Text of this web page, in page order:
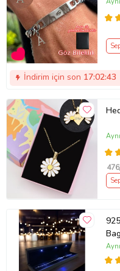
İndirim için son 17:02:43
476